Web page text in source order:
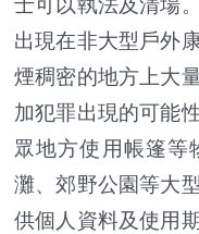
士可以執法及清場
出現在非大型戶外
煙稠密的地方上大
加犯罪出現的可能
眾地方使用帳篷等
灘、郊野公園等大
供個人資料及使用